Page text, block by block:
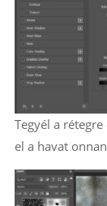
Tegyél a
el a havat